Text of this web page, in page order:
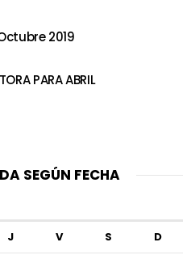
2019
PARA ABRIL
SEGÚN FECHA
J V S D